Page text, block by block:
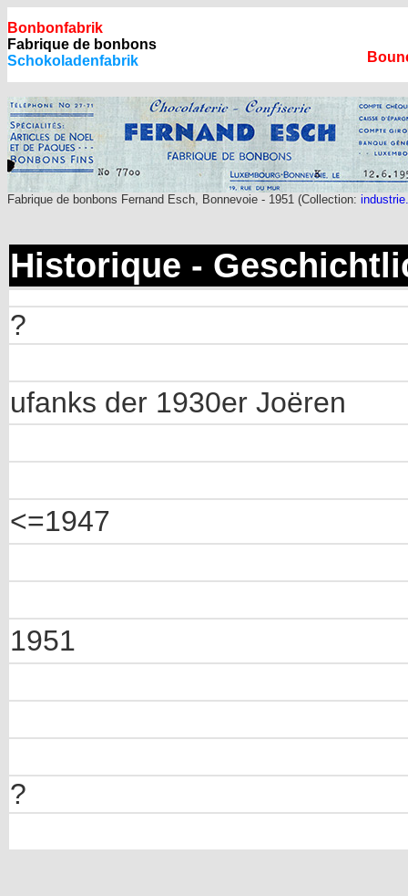
Bonbonfabrik
Fabrique de bonbons
Schokoladenfabrik
Fabrique de bonbons Fernand Esch, Bonnevoie - 1951 (Collection:
Historique -
?
ufanks der 1930er Joëren
<=1947
1951
?